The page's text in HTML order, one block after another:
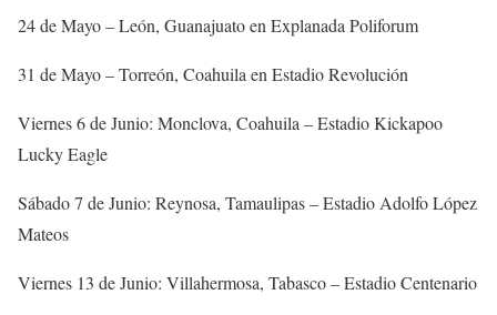
24 de Mayo – León, Guanajuato en Explanada Poliforum
31 de Mayo – Torreón, Coahuila en Estadio Revolución
Viernes 6 de Junio: Monclova, Coahuila – Estadio Kickapoo
Lucky Eagle
Sábado 7 de Junio: Reynosa, Tamaulipas – Estadio Adolfo López
Mateos
Viernes 13 de Junio: Villahermosa, Tabasco – Estadio Centenario